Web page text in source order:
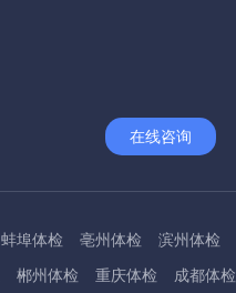
在线咨询
蚌埠体检 亳州体检 滨州体检
郴州体检 重庆体检 成都体检